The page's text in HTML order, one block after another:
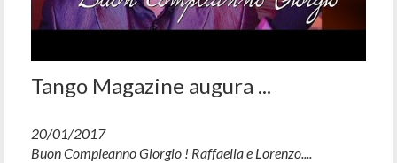
Tango Magazine augura ...
20/01/2017
Buon Compleanno Giorgio ! Raffaella e Lorenzo....